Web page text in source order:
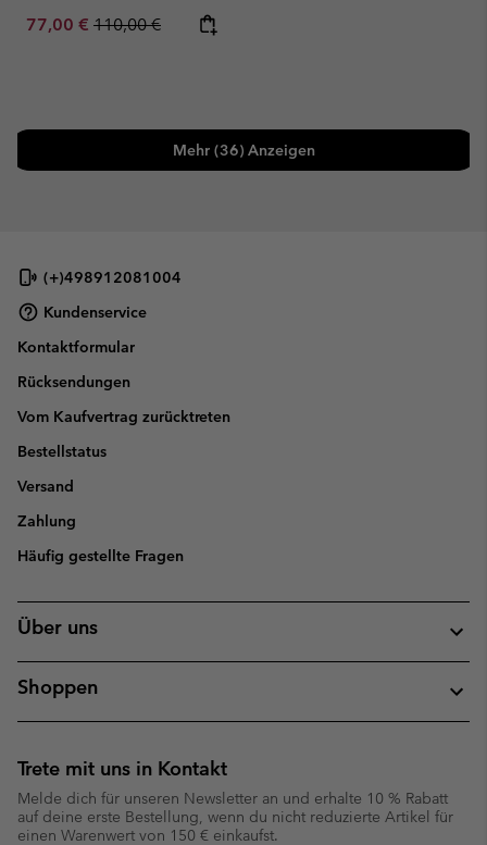
Sale price:
77,00 € Regular price:
110,00 €
Mehr (36) Anzeigen
(+)498912081004
Kundenservice
Kontaktformular
Rücksendungen
Vom Kaufvertrag zurücktreten
Bestellstatus
Versand
Zahlung
Häufig gestellte Fragen
Über uns
Shoppen
Trete mit uns in Kontakt
Melde dich für unseren Newsletter an und erhalte 10 % Rabatt
auf deine erste Bestellung, wenn du nicht reduzierte Artikel für
einen Warenwert von 150 € einkaufst.